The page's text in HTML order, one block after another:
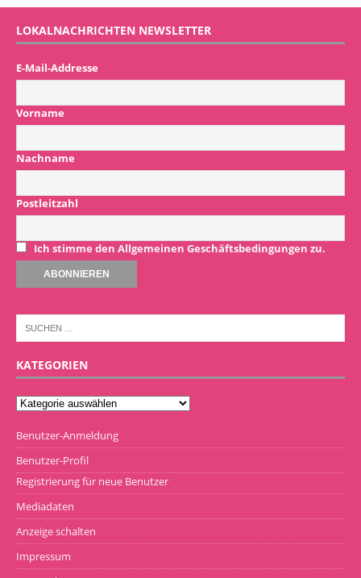
LOKALNACHRICHTEN NEWSLETTER
E-Mail-Addresse
Vorname
Nachname
Postleitzahl
Ich stimme den Allgemeinen Geschäftsbedingungen zu.
KATEGORIEN
Benutzer-Anmeldung
Benutzer-Profil
Registrierung für neue Benutzer
Mediadaten
Anzeige schalten
Impressum